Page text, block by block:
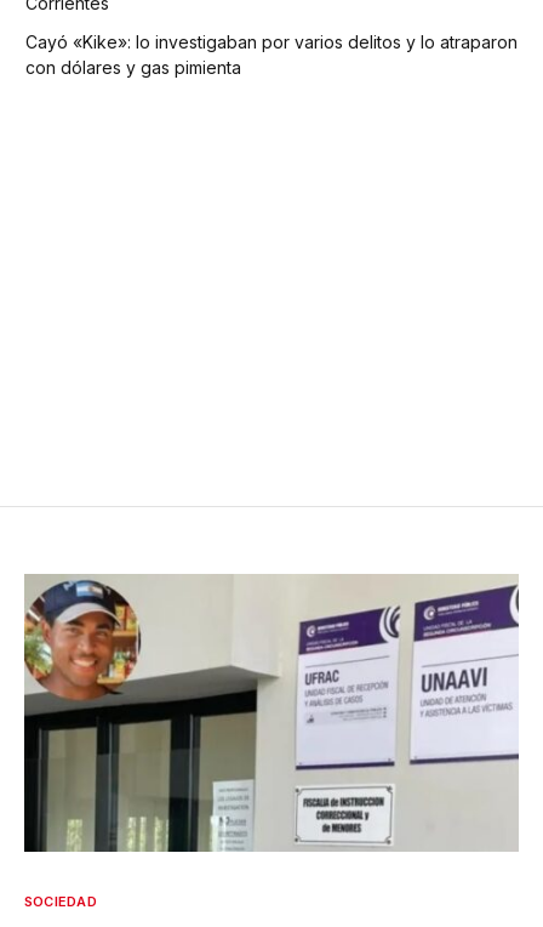
Cayó «Kike»: lo investigaban por varios delitos y lo atraparon
con dólares y gas pimienta
SOCIEDAD